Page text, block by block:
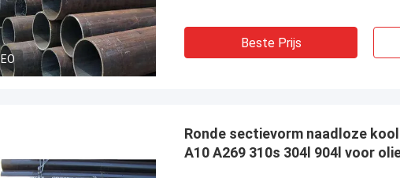
Beste Prijs
Ronde sectievorm naadloze
A10 A269 310s 304l 904l voor